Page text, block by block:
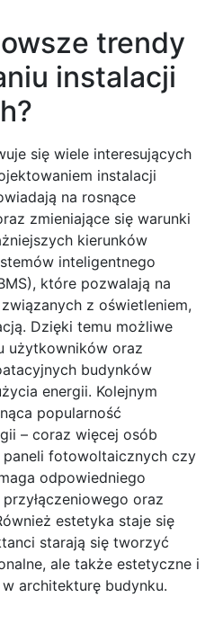
trendy
instalacji
się wiele interesujących
instalacji
na rosnące
zmieniające się warunki
kierunków
inteligentnego
które pozwalają na
z oświetleniem,
Dzięki temu możliwe
użytkowników oraz
budynków
energii. Kolejnym
popularność
– coraz więcej osób
paneli fotowoltaicznych czy
odpowiedniego
oraz
estetyka staje się
starają się tworzyć
ale także estetyczne i
architekturę budynku.